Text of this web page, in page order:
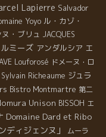
Lapierre Salvador
Yoyo ル・カゾ・
・ブリュ JACQUES
ミーズ アンダルシア エ
Louforosé ドメーヌ・ロ
Sylvain Richeaume ジュラ
Bistro Montmartre 第二
Unison BISSOH エ
Domaine Dard et Ribo
ディジェンヌ」
ムーラ